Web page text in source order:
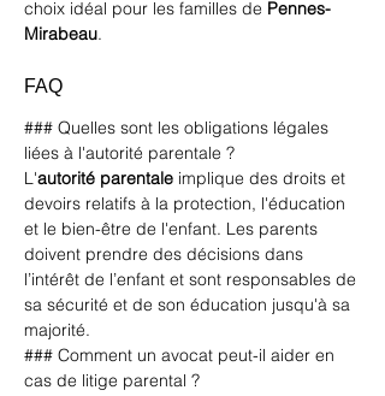
choix idéal pour les familles de Pennes-
Mirabeau.
FAQ
### Quelles sont les obligations légales
liées à l'autorité parentale ?
L'autorité parentale implique des droits et
devoirs relatifs à la protection, l'éducation
et le bien-être de l'enfant. Les parents
doivent prendre des décisions dans
l’intérêt de l’enfant et sont responsables de
sa sécurité et de son éducation jusqu'à sa
majorité.
### Comment un avocat peut-il aider en
cas de litige parental ?